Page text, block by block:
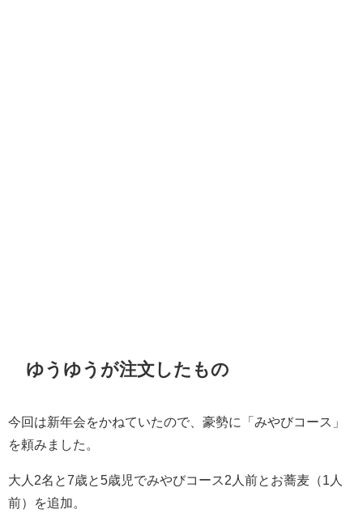
ゆうゆうが注文したもの
今回は新年会をかねていたので、豪勢に「みやびコース」
を頼みました。
大人2名と7歳と5歳児でみやびコース2人前とお蕎麦（1人
前）を追加。